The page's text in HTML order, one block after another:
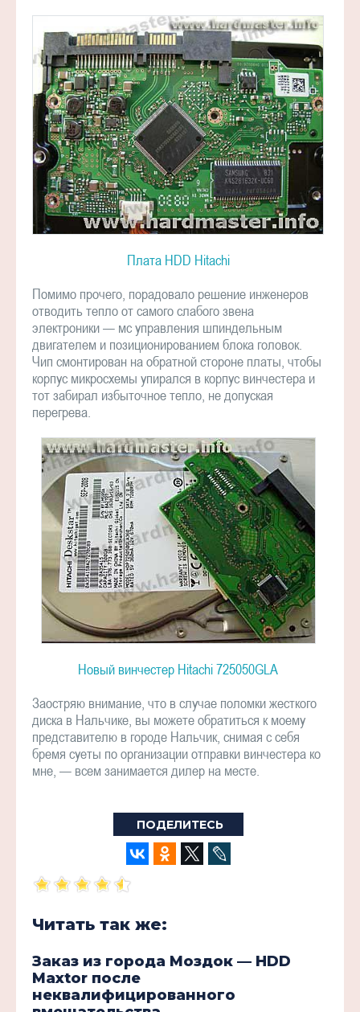
Плата HDD Hitachi
Помимо прочего, порадовало решение инженеров
отводить тепло от самого слабого звена
электроники — мс управления шпиндельным
двигателем и позиционированием блока головок.
Чип смонтирован на обратной стороне платы, чтобы
корпус микросхемы упирался в корпус винчестера и
тот забирал избыточное тепло, не допуская
перегрева.
Новый винчестер Hitachi 725050GLA
Заостряю внимание, что в случае поломки жесткого
диска в Нальчике, вы можете обратиться к моему
представителю в городе Нальчик, снимая с себя
бремя суеты по организации отправки винчестера ко
мне, — всем занимается дилер на месте.
ПОДЕЛИТЕСЬ
Читать так же:
Заказ из города Моздок — HDD
Maxtor после
неквалифицированного